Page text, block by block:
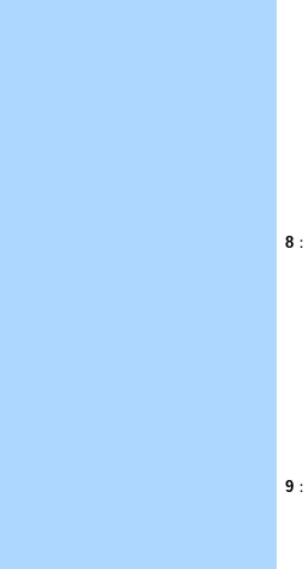
8 ：
9 ：